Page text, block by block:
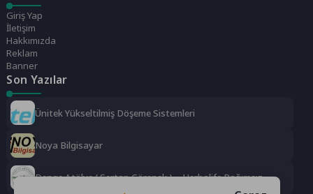
Giriş Yap
İletişim
Hakkımızda
Reklam
Banner
Son Yazılar
Ünitek Yükseltilmiş Döşeme Sistemleri
Noya Bilgisayar
Denge Atölye ( Sertap Görenek ) – Herbalife Bağımsız